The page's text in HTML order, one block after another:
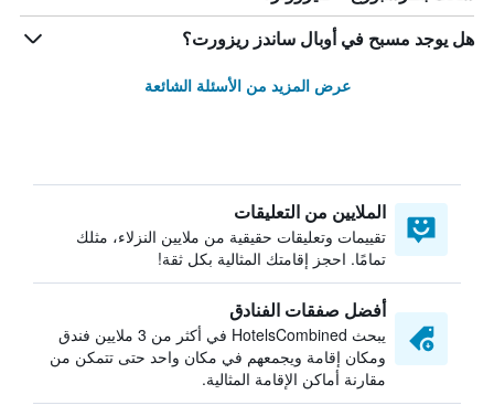
هل يوجد مسبح في أوبال ساندز ريزورت؟
عرض المزيد من الأسئلة الشائعة
الملايين من التعليقات
تقييمات وتعليقات حقيقية من ملايين النزلاء، مثلك
تمامًا. احجز إقامتك المثالية بكل ثقة!
أفضل صفقات الفنادق
يبحث HotelsCombined في أكثر من 3 ملايين فندق
ومكان إقامة ويجمعهم في مكان واحد حتى تتمكن من
مقارنة أماكن الإقامة المثالية.